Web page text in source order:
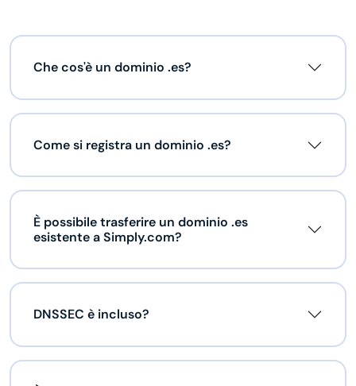
Che cos'è un dominio .es?
Come si registra un dominio .es?
È possibile trasferire un dominio .es
esistente a Simply.com?
DNSSEC è incluso?